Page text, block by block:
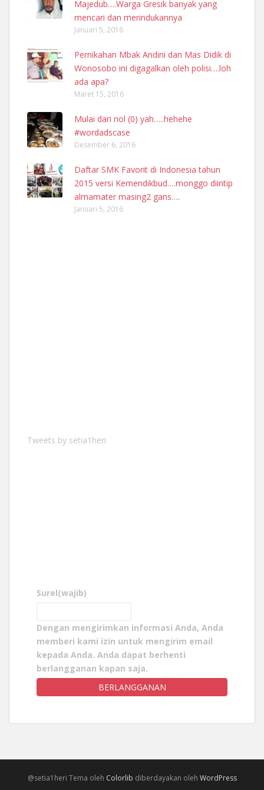
Majedub….Warga Gresik banyak yang
mencari dan merindukannya
Januari 5, 2016
Pernikahan Mbak Andini dan Mas Didik di
Wonosobo ini digagalkan oleh polisi….loh
ada apa?
Maret 15, 2016
Mulai dari nol (0) yah…..hehehe
#wordadscase
Desember 6, 2016
Daftar SMK Favorit di Indonesia tahun
2015 versi Kemendikbud….monggo diintip
almamater masing2 gans….
Januari 5, 2016
Tweets by setia1heri
Surel(wajib)
Dengan mengirimkan informasi Anda, Anda
memberi kami izin untuk mengirim email
kepada Anda. Anda dapat berhenti
berlangganan kapan saja.
BERLANGGANAN
@setia1heri Tema oleh Colorlib diberdayakan oleh WordPress